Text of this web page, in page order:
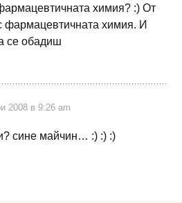
химия? :) От
фармацевтичната химия. И
се обадиш
2008 в 9:26 am
сине майчин… :) :) :)